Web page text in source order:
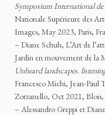
Symposium International
Nationale Supérieure des
Images, May 2023, Paris,
– Diane Schuh, L’Art de
Jardin en mouvement de la
Unheard landscapes.
Francesco Michi, Jean-
Zorzanello, Oct 2021, Blois,
– Alessandro Greppi et Diane